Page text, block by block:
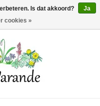
>0 Artikelen - €0,00
Is dat akkoord?
Ja
cookies »